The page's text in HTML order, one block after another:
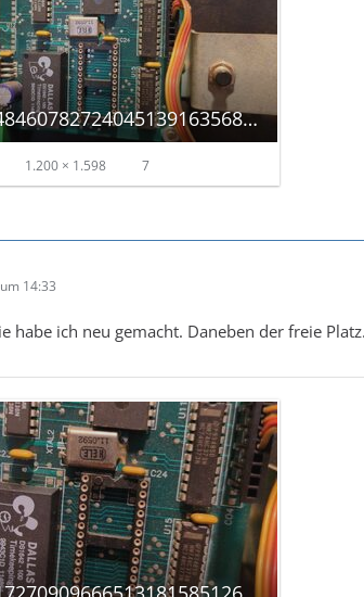
17709895484607827240451391635689_autoscaled.jpg
1.200 × 1.598 7
14:33
habe ich neu gemacht. Daneben der freie